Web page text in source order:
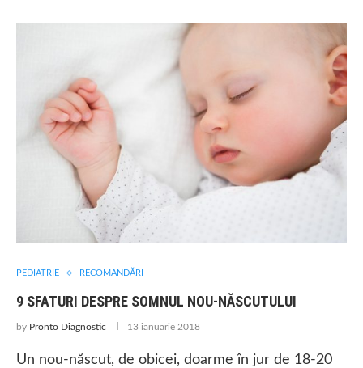
PEDIATRIE RECOMANDĂRI
9 SFATURI DESPRE SOMNUL NOU-NĂSCUTULUI
by Pronto Diagnostic 13 ianuarie 2018
Un nou-născut, de obicei, doarme în jur de 18-20